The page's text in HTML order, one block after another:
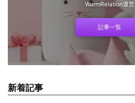
WarmRelation運営
記事一覧
新着記事